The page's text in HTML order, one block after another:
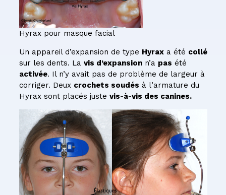
Hyrax pour masque facial
Un appareil d’expansion de type Hyraxa été collé
sur les dents. La vis d’expansionn’a pas été
activée. Il n’y avait pas de problème de largeur à
corriger. Deux crochets soudés à l’armature du
Hyrax sont placés juste vis-à-vis des canines.